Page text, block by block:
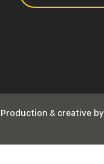
Production & creative by